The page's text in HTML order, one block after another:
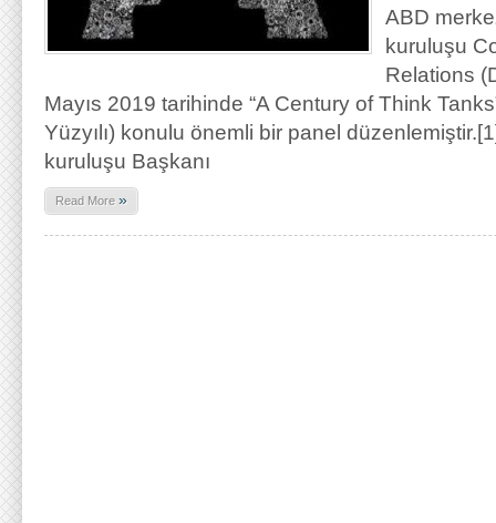
ABD
kuruluşu
Relations
Mayıs 2019 tarihinde “A Century of Think
Yüzyılı) konulu önemli bir panel
kuruluşu Başkanı
Read More »